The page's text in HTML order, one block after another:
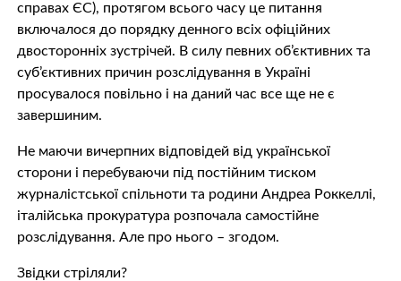
справах ЄС), протягом всього часу це питання
включалося до порядку денного всіх офіційних
двосторонніх зустрічей. В силу певних об’єктивних та
суб’єктивних причин розслідування в Україні
просувалося повільно і на даний час все ще не є
завершиним.
Не маючи вичерпних відповідей від української
сторони і перебуваючи під постійним тиском
журналістської спільноти та родини Андреа Роккеллі,
італійська прокуратура розпочала самостійне
розслідування. Але про нього – згодом.
Звідки стріляли?